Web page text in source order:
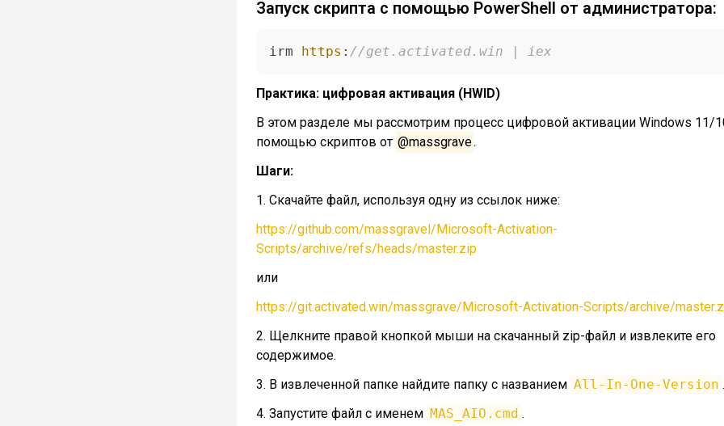
Запуск скрипта с помощью PowerShell от администратора:
irm https : //get.activated.win | iex
Практика: цифровая активация (HWID)
В этом разделе мы рассмотрим процесс цифровой активации Windows 11/
помощью скриптов от @massgrave.
Шаги:
1. Скачайте файл, используя одну из ссылок ниже:
https://github.com/massgravel/Microsoft-Activation-
Scripts/archive/refs/heads/master.zip
или
https://git.activated.win/massgrave/Microsoft-Activation-Scripts/archive/
2. Щелкните правой кнопкой мыши на скачанный zip-файл и извлеките его
содержимое.
3. В извлеченной папке найдите папку с названием All-In-One-Version .
4. Запустите файл с именем MAS_AIO.cmd .